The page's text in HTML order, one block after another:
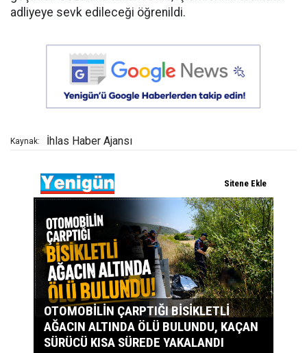
adliyeye sevk edileceği öğrenildi.
Kaynak: İhlas Haber Ajansı